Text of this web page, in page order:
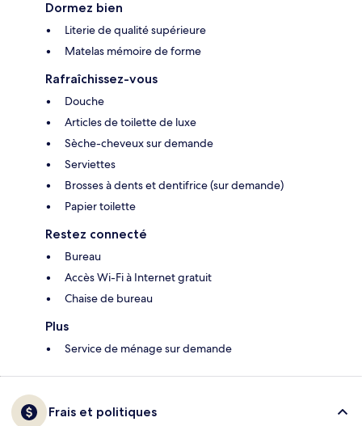
Dormez bien
Literie de qualité supérieure
Matelas mémoire de forme
Rafraîchissez-vous
Douche
Articles de toilette de luxe
Sèche-cheveux sur demande
Serviettes
Brosses à dents et dentifrice (sur demande)
Papier toilette
Restez connecté
Bureau
Accès Wi-Fi à Internet gratuit
Chaise de bureau
Plus
Service de ménage sur demande
Frais et politiques